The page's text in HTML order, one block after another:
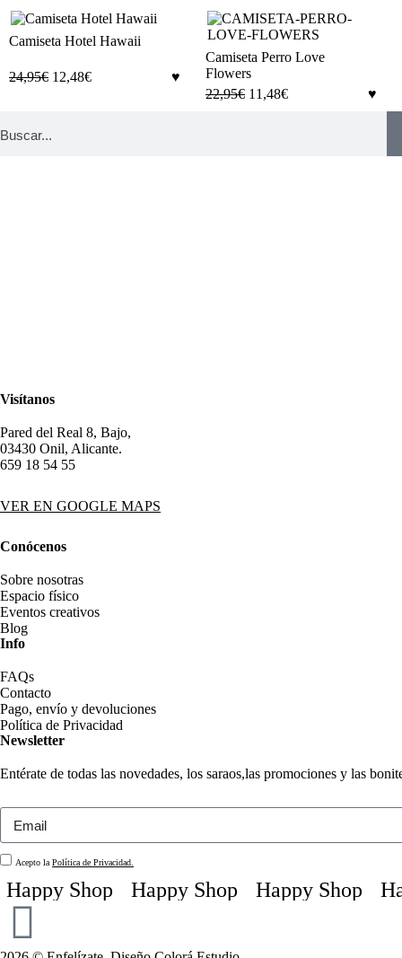
Camiseta Hotel Hawaii
24,95€ 12,48€
Camiseta Perro Love
Flowers
22,95€ 11,48€
Visítanos
Pared del Real 8, Bajo,
03430 Onil, Alicante.
659 18 54 55
VER EN GOOGLE MAPS
Conócenos
Sobre nosotras
Espacio físico
Eventos creativos
Blog
Info
FAQs
Contacto
Pago, envío y devoluciones
Política de Privacidad
Newsletter
Entérate de todas las novedades, los saraos,las promociones y las
Acepto la Política de Privacidad.
Shop Happy Shop Happy Shop